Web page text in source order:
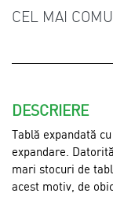
CEL MAI
DESCRIERE
Tablă expandată
expandare.
mari stocuri de
acest motiv, de